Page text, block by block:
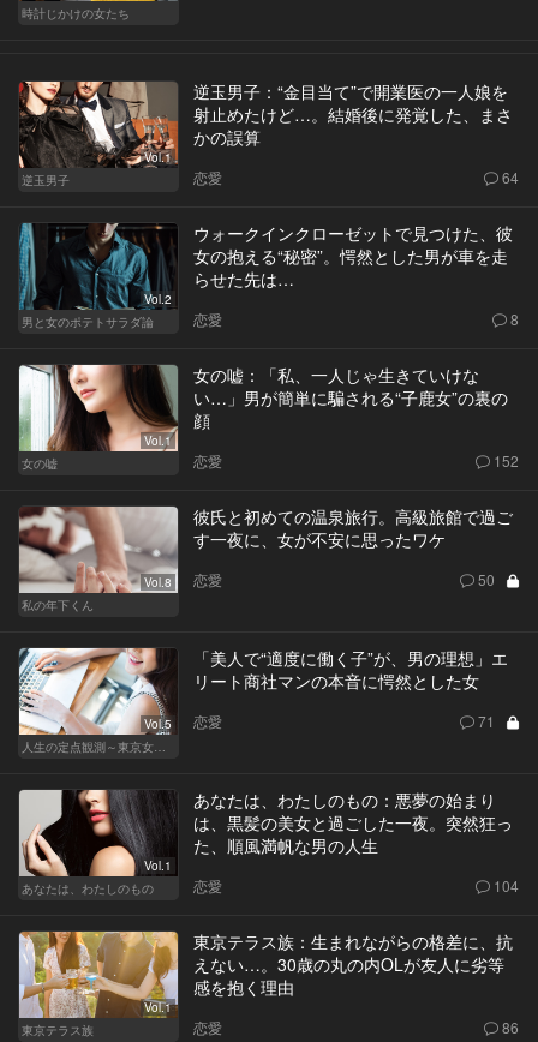
時計じかけの女たち
Vol.1
逆玉男子
逆玉男子：“金目当て”で開業医の一人娘を
射止めたけど…。結婚後に発覚した、まさ
かの誤算
恋愛 64
Vol.2
男と女のポテトサラダ論
ウォークインクローゼットで見つけた、彼
女の抱える“秘密”。愕然とした男が車を走
らせた先は…
恋愛 8
Vol.1
女の嘘
女の嘘：「私、一人じゃ生きていけな
い…」男が簡単に騙される“子鹿女”の裏の
顔
恋愛 152
Vol.8
私の年下くん
彼氏と初めての温泉旅行。高級旅館で過ご
す一夜に、女が不安に思ったワケ
恋愛 50
Vol.5
人生の定点観測～東京女の就活事情～
「美人で“適度に働く子”が、男の理想」エ
リート商社マンの本音に愕然とした女
恋愛 71
Vol.1
あなたは、わたしのもの
あなたは、わたしのもの：悪夢の始まり
は、黒髪の美女と過ごした一夜。突然狂っ
た、順風満帆な男の人生
恋愛 104
Vol.1
東京テラス族
東京テラス族：生まれながらの格差に、抗
えない…。30歳の丸の内OLが友人に劣等
感を抱く理由
恋愛 86